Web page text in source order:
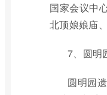
国家会议中
北顶娘娘庙
7、圆明
圆明园